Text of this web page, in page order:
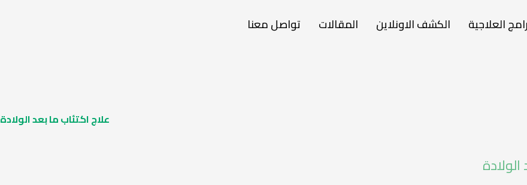
تواصل معنا المقالات الكشف الاونلاين العلاجية
علاج اكتئاب ما بعد الولادة